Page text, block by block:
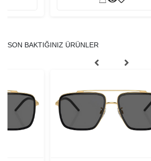
SON BAKTIĞINIZ ÜRÜNLER